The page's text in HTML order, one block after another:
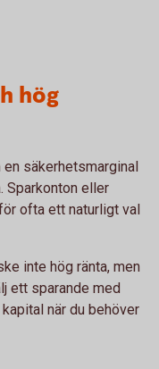
hög
säkerhetsmarginal
Sparkonton eller
ofta ett naturligt val
inte hög ränta, men
ett sparande med
när du behöver